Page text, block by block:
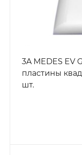
3A MEDES EV
пластины
шт.